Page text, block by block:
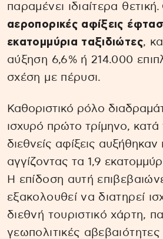
παραμένει ιδιαίτερα θετική.
αεροπορικές αφίξεις
εκατομμύρια ταξιδιώτες,
αύξηση 6,6% ή 214.000
σχέση με πέρυσι.
Καθοριστικό ρόλο
ισχυρό πρώτο τρίμηνο, κατά
διεθνείς αφίξεις αυξήθηκαν
αγγίζοντας τα 1,9
Η επίδοση αυτή
εξακολουθεί να διατηρεί
διεθνή τουριστικό χάρτη,
γεωπολιτικές αβεβαιότητες